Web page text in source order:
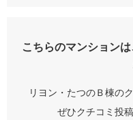
こちらのマンション
リヨン・たつのＢ棟の
ぜひクチコミ投